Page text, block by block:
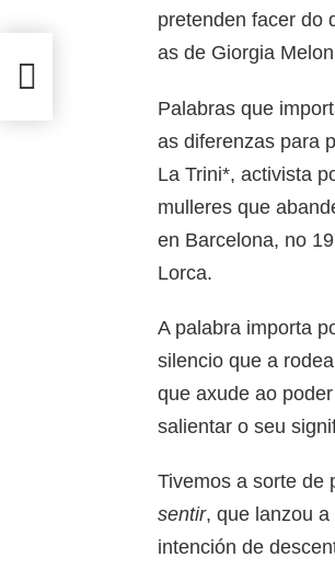
pretenden facer do
as de Giorgia
Palabras que
as diferenzas para
La Trini*, activista
mulleres que
en Barcelona, no
Lorca.
A palabra importa
silencio que a
que axude ao
salientar o seu
Tivemos a sorte de
sentir, que lanzou
intención de